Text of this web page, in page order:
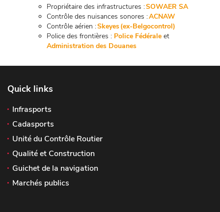
Propriétaire des infrastructures :SOWAER SA
Contrôle des nuisances sonores :ACNAW
Contrôle aérien :Skeyes (ex-Belgocontrol)
Police des frontières : Police Fédérale et
Administration des Douanes
Quick links
Infrasports
Cadasports
Unité du Contrôle Routier
Qualité et Construction
Guichet de la navigation
Marchés publics